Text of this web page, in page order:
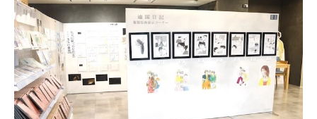
最新記事一覧
アニメ記事一覧 声優記事一覧
アニメ映画一覧 実写化映画一覧
今期アニメ曜日別一覧